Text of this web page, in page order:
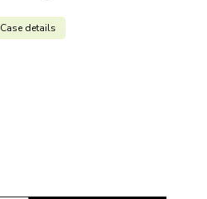
Case details